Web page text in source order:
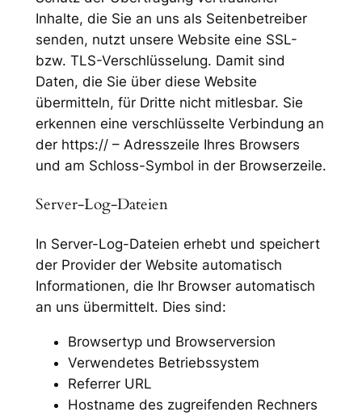
Inhalte, die Sie an uns als Seitenbetreiber
senden, nutzt unsere Website eine SSL-
bzw. TLS-Verschlüsselung. Damit sind
Daten, die Sie über diese Website
übermitteln, für Dritte nicht mitlesbar. Sie
erkennen eine verschlüsselte Verbindung an
der https:// – Adresszeile Ihres Browsers
und am Schloss-Symbol in der Browserzeile.
Server-Log-Dateien
In Server-Log-Dateien erhebt und speichert
der Provider der Website automatisch
Informationen, die Ihr Browser automatisch
an uns übermittelt. Dies sind:
Browsertyp und Browserversion
Verwendetes Betriebssystem
Referrer URL
Hostname des zugreifenden Rechners